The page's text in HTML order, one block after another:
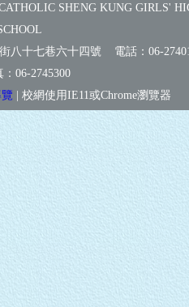
SHENG KUNG GIRLS'
街八十七巷六十四號 電話：06-
06-2745300
| 校網使用IE11或Chrome瀏覽器